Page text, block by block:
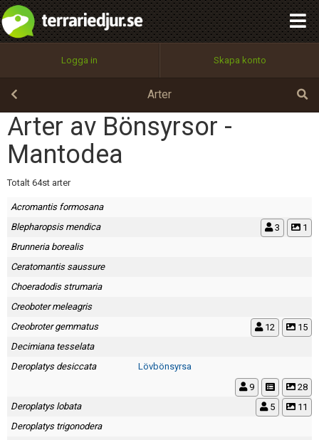
Logga in Skapa konto
Arter
Arter av Bönsyrsor -
Mantodea
Totalt 64st arter
Acromantis formosana
Blepharopsis mendica
1
3
Brunneria borealis
Ceratomantis saussure
Choeradodis strumaria
Creoboter meleagris
Creobroter gemmatus
15
12
Decimiana tesselata
Deroplatys desiccata
Lövbönsyrsa
28
9
Deroplatys lobata
11
5
Deroplatys trigonodera
Utför
100%
OK
integritetspolicy
Namn:
Epost:
Användarnamn:
Terms of Service
Begär nytt lösenord
Tillbaka till förstasidan